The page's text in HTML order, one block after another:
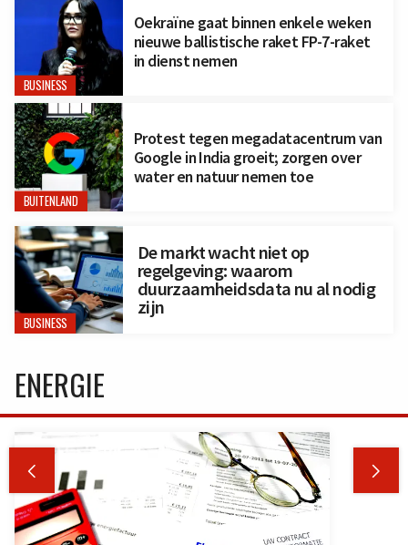
BUSINESS
Oekraïne gaat binnen enkele weken
nieuwe ballistische raket FP-7-raket
in dienst nemen
BUITENLAND
Protest tegen megadatacentrum van
Google in India groeit; zorgen over
water en natuur nemen toe
BUSINESS
De markt wacht niet op
regelgeving: waarom
duurzaamheidsdata nu al nodig
zijn
ENERGIE
 